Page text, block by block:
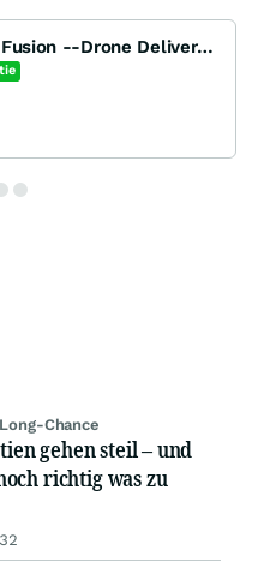
Volatus Aerospace Corp. -- Fusion --Drone Delivery Canada
Chance
gehen steil – und
richtig was zu